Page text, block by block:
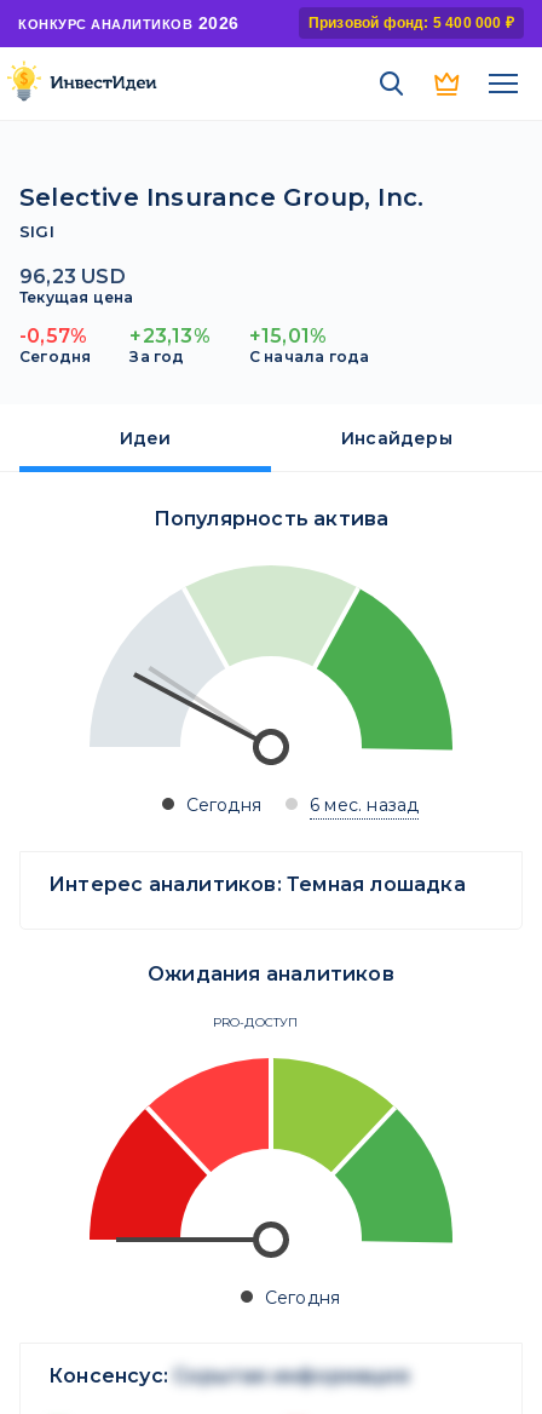
КОНКУРС АНАЛИТИКОВ 2026 Призовой фонд: 5 400 000 ₽
Selective Insurance Group, Inc.
SIGI
96,23 USD
Текущая цена
-0,57%
Сегодня
+23,13%
За год
+15,01%
С начала года
Идеи Инсайдеры
Популярность актива
Сегодня 6 мес. назад
Интерес аналитиков: Темная лошадка
Ожидания аналитиков
PRO-ДОСТУП
Сегодня
Консенсус: Скрытая информация